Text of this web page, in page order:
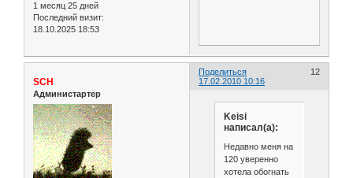
1 месяц 25 дней
Последний визит:
18.10.2025 18:53
Поделиться
12
17.02.2010 10:16
SCH
Администартер
Keisi
написал(а):
Недавно меня на
120 уверенно
хотела обогнать